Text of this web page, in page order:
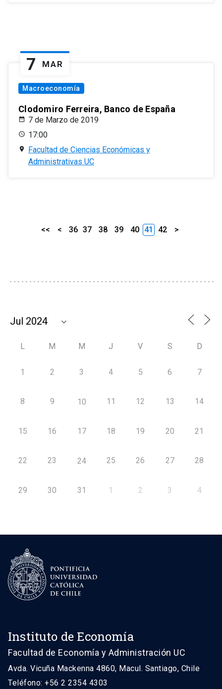
7 MAR
Macroeconomía
Clodomiro Ferreira, Banco de España
7 de Marzo de 2019
17:00
Facultad de Ciencias Económicas y
Administrativas UC
<< < 36 37 38 39 40 41 42 >
L M M J V S D
1 2 3 4 5 6 7
8 9 10 11 12 13 14
15 16 17 18 19 20 21
22 23 24 25 26 27 28
29 30 31 1 2 3 4
Instituto de Economía
Facultad de Economía y Administración UC
Avda. Vicuña Mackenna 4860, Macul. Santiago, Chile
Teléfono: +56 2 2354 4303